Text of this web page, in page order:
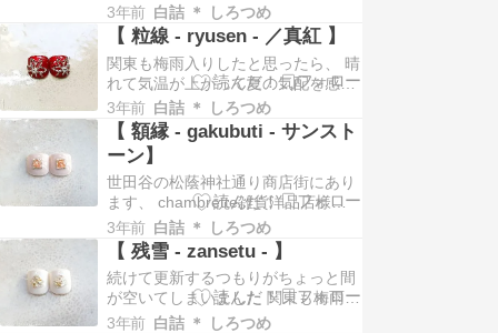
カラーと…
ていますが、 その中でも丸ホロ入り
のカラーは珍しくてお気に入りです
✨ 【 粒線 - ryusen - ソーダ水 】
「丸ホロ」をどう説明すればいいの
かいつも悩むのですが、 円形のホロ
グラムの略なのだと思います。多
分…
3年前 白詰 ＊ しろつめ
【 粒線 - ryusen - ／真紅 】
関東も梅雨入りしたと思ったら、 晴
れて気温が上がって夏の気配を感じ
る今日この頃。 サンダルで出掛けら
れる日が増えたと思って、 無理せず
どうにかこうにか乗り切りたいと思
います。。。 ペディチップは夏がハ
イシーズンなのに、 作ってる人は夏
が苦手です(^^;。 【 粒線 - ryus…
3年前 白詰 ＊ しろつめ
【 額縁 - gakubuti - サンスト
ーン】
世田谷の松蔭神社通り商店街にあり
ます、 chambrette雑貨洋品店様で
委託販売をさせて頂いております。
梅雨空でちょっと今は出番が少ない
かもしれませんが、 繰り返し使えま
すので気になる品は、 お早めにお手
元に置いて頂いて夏まで使って頂け
れば。 webshopもございます！ …
3年前 白詰 ＊ しろつめ
【 残雪 - zansetu - 】
続けて更新するつもりがちょっと間
が空いてしまいました 関東も梅雨入
りして雨が続いてますね。 ペディチ
3年前 白詰 ＊ しろつめ